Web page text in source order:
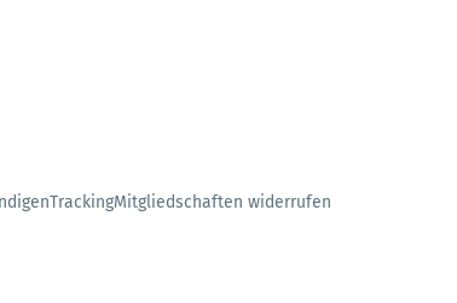
TrackingMitgliedschaften widerrufen